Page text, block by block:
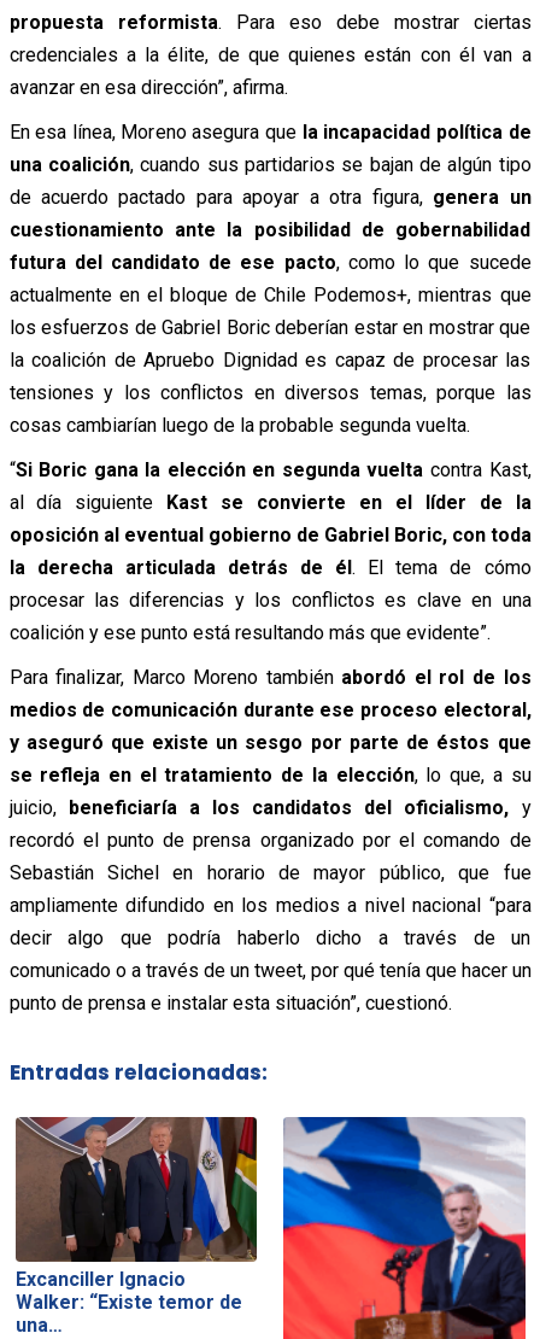
propuesta reformista. Para eso debe mostrar ciertas
credenciales a la élite, de que quienes están con él van a
avanzar en esa dirección”, afirma.
En esa línea, Moreno asegura que la incapacidad política de
una coalición, cuando sus partidarios se bajan de algún tipo
de acuerdo pactado para apoyar a otra figura, genera un
cuestionamiento ante la posibilidad de gobernabilidad
futura del candidato de ese pacto, como lo que sucede
actualmente en el bloque de Chile Podemos+, mientras que
los esfuerzos de Gabriel Boric deberían estar en mostrar que
la coalición de Apruebo Dignidad es capaz de procesar las
tensiones y los conflictos en diversos temas, porque las
cosas cambiarían luego de la probable segunda vuelta.
“Si Boric gana la elección en segunda vuelta contra Kast,
al día siguiente Kast se convierte en el líder de la
oposición al eventual gobierno de Gabriel Boric, con toda
la derecha articulada detrás de él. El tema de cómo
procesar las diferencias y los conflictos es clave en una
coalición y ese punto está resultando más que evidente”.
Para finalizar, Marco Moreno también abordó el rol de los
medios de comunicación durante ese proceso electoral,
y aseguró que existe un sesgo por parte de éstos que
se refleja en el tratamiento de la elección, lo que, a su
juicio, beneficiaría a los candidatos del oficialismo, y
recordó el punto de prensa organizado por el comando de
Sebastián Sichel en horario de mayor público, que fue
ampliamente difundido en los medios a nivel nacional “para
decir algo que podría haberlo dicho a través de un
comunicado o a través de un tweet, por qué tenía que hacer un
punto de prensa e instalar esta situación”, cuestionó.
Entradas relacionadas:
Excanciller Ignacio
Walker: “Existe temor de
una…